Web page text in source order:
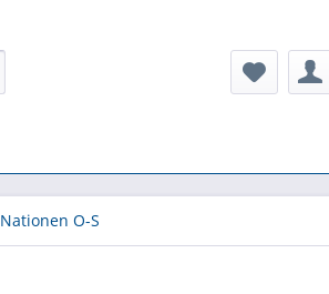
Nationen O-S